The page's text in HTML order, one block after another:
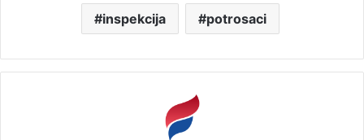
inspekcija potrosaci